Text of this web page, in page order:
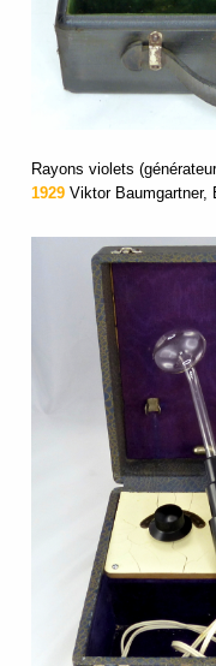
Rayons violets
1929 Viktor Baumgartner,